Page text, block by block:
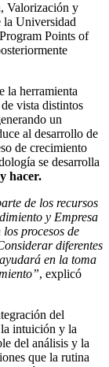
Valorización y
la Universidad
Points of
la herramienta
vista distintos
un
al desarrollo de
de crecimiento
se desarrolla
hacer.
de los recursos
y Empresa
procesos de
diferentes
en la toma
, explicó
del
intuición y la
del análisis y la
que la rutina